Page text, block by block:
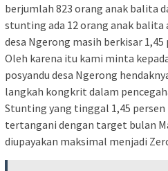
berjumlah 823 orang anak balita
stunting ada 12 orang anak
desa Ngerong masih berkisar 1,45
Oleh karena itu kami minta
posyandu desa Ngerong
langkah kongkrit dalam
Stunting yang tinggal 1,45
tertangani dengan target bulan
diupayakan maksimal menjadi